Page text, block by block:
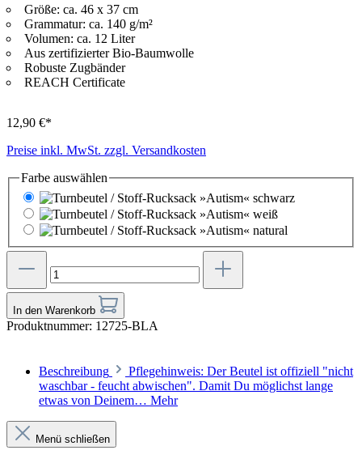
Größe: ca. 46 x 37 cm
Grammatur: ca. 140 g/m²
Volumen: ca. 12 Liter
Aus zertifizierter Bio-Baumwolle
Robuste Zugbänder
REACH Certificate
12,90 €*
Preise inkl. MwSt. zzgl. Versandkosten
Farbe auswählen
schwarz
weiß
natural
In den Warenkorb
Produktnummer: 12725-BLA
Beschreibung
Pflegehinweis: Der Beutel ist offiziell "nicht
waschbar - feucht abwischen". Damit Du möglichst lange
etwas von Deinem… Mehr
Menü schließen